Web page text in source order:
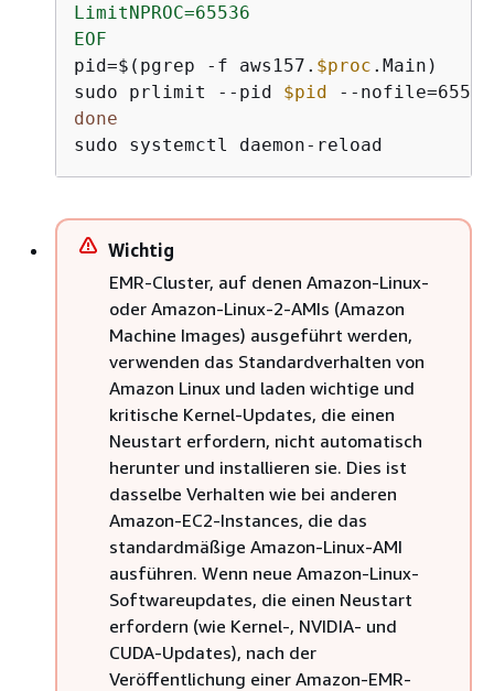
LimitNPROC=65536
EOF
pid=$(pgrep -f aws157. $proc .Main)
sudo prlimit --pid $pid
done
sudo systemctl daemon-reload
Wichtig
EMR-Cluster, auf denen Amazon-Linux-
oder Amazon-Linux-2-AMIs (Amazon
Machine Images) ausgeführt werden,
verwenden das Standardverhalten von
Amazon Linux und laden wichtige und
kritische Kernel-Updates, die einen
Neustart erfordern, nicht automatisch
herunter und installieren sie. Dies ist
dasselbe Verhalten wie bei anderen
Amazon-EC2-Instances, die das
standardmäßige Amazon-Linux-AMI
ausführen. Wenn neue Amazon-Linux-
Softwareupdates, die einen Neustart
erfordern (wie Kernel-, NVIDIA- und
CUDA-Updates), nach der
Veröffentlichung einer Amazon-EMR-